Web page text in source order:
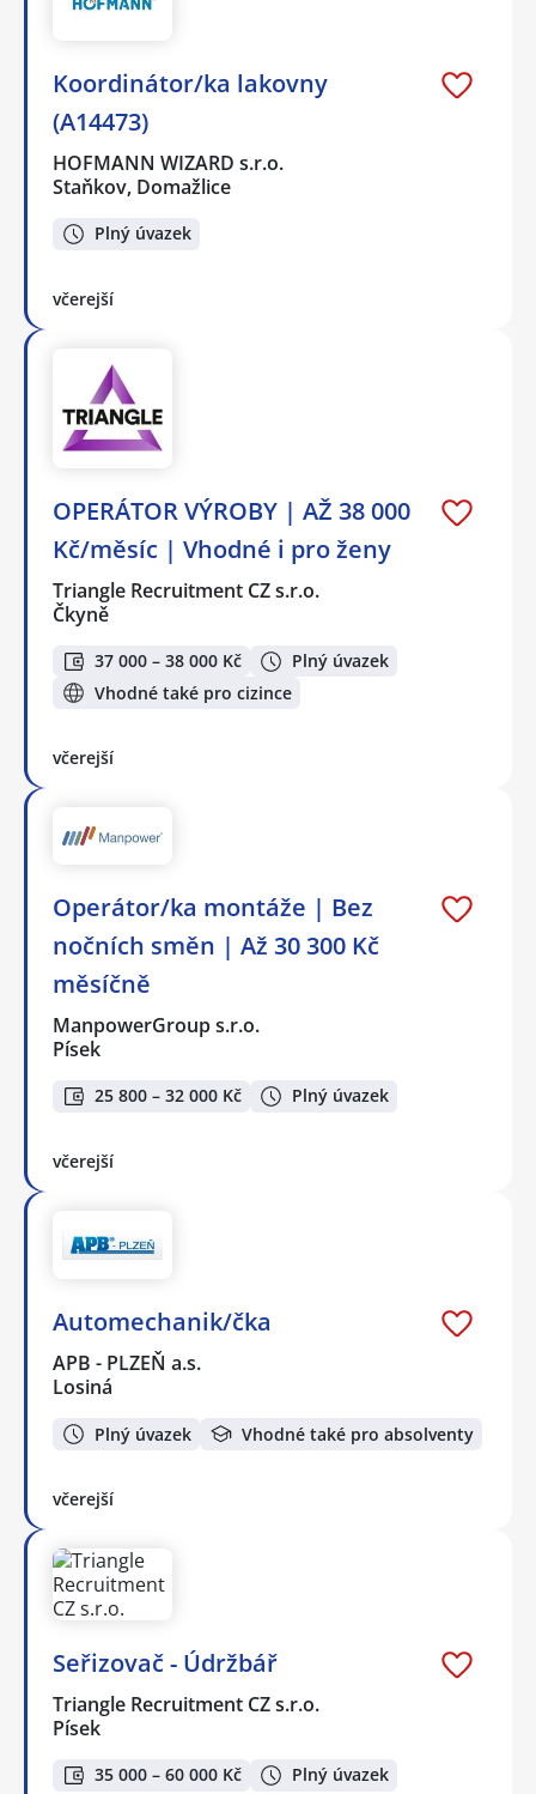
Koordinátor/ka lakovny
(A14473)
HOFMANN WIZARD s.r.o.
Staňkov, Domažlice
Plný úvazek
včerejší
OPERÁTOR VÝROBY | AŽ 38 000
Kč/měsíc | Vhodné i pro ženy
Triangle Recruitment CZ s.r.o.
Čkyně
37 000 – 38 000 Kč
Plný úvazek
Vhodné také pro cizince
včerejší
Operátor/ka montáže | Bez
nočních směn | Až 30 300 Kč
měsíčně
ManpowerGroup s.r.o.
Písek
25 800 – 32 000 Kč Plný úvazek
včerejší
Automechanik/čka
APB - PLZEŇ a.s.
Losiná
Plný úvazek Vhodné také pro absolventy
včerejší
Seřizovač - Údržbář
Triangle Recruitment CZ s.r.o.
Písek
35 000 – 60 000 Kč Plný úvazek